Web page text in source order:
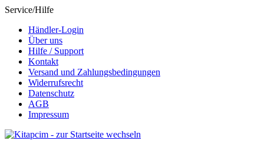
Service/Hilfe
Händler-Login
Über uns
Hilfe / Support
Kontakt
Versand und Zahlungsbedingungen
Widerrufsrecht
Datenschutz
AGB
Impressum